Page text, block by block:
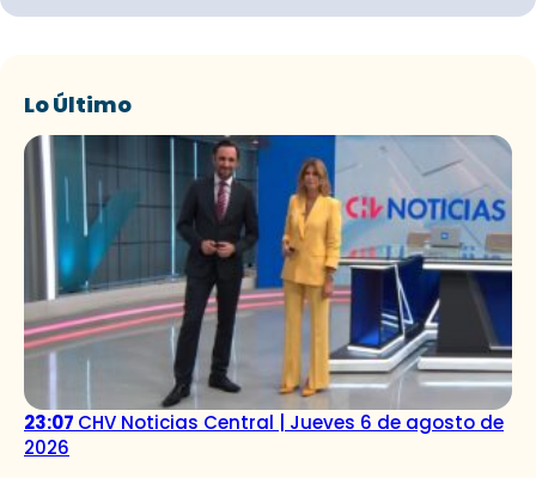
Lo Último
23:07 CHV Noticias Central | Jueves 6 de agosto de
2026